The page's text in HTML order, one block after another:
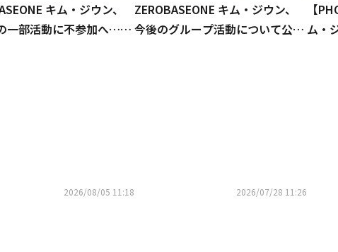
キム・ジウン、
一部活動に不参加へ…事
2026/08/05 11:18
ZEROBASEONE キム・ジウン、
今後のグループ活動について公式
2026/07/28 11:26
【
ム・